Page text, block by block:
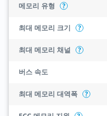
메모리 유형 ?
최대 메모리 크기 ?
최대 메모리 채널 ?
버스 속도
최대 메모리 대역폭 ?